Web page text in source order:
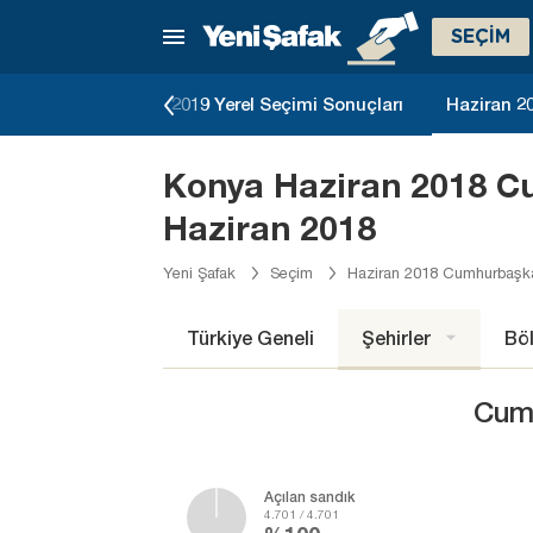
SEÇİM
2019 Yerel Seçimi Sonuçları Haziran
Konya Haziran 2018
Haziran 2018
Yeni Şafak Seçim Haziran 2018
Türkiye Geneli Şehirler
Açılan sandık
4.701 / 4.701